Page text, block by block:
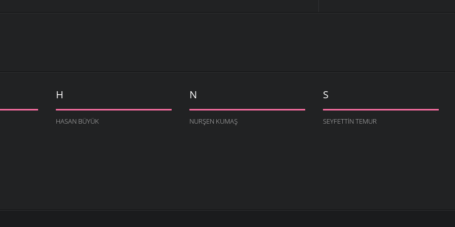
H
HASAN BÜYÜK
N
NURŞEN KUMAŞ
S
SEYFETTIN TEMUR